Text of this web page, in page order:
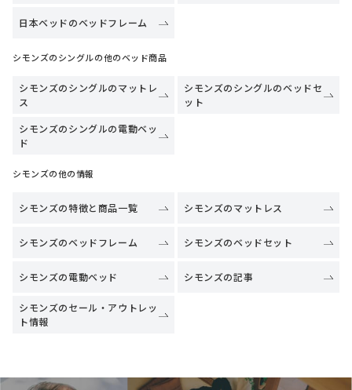
日本ベッドのベッドフレーム
シモンズのシングルの他のベッド商品
シモンズのシングルのマットレ
ス
シモンズのシングルのベッドセ
ット
シモンズのシングルの電動ベッ
ド
シモンズの他の情報
シモンズの特徴と商品一覧 シモンズのマットレス
シモンズのベッドフレーム シモンズのベッドセット
シモンズの電動ベッド シモンズの記事
シモンズのセール・アウトレッ
ト情報